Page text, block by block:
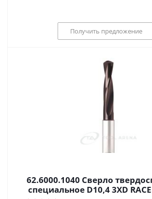
Получить предложение
62.6000.1040 Сверло
специальное D10,4 3XD